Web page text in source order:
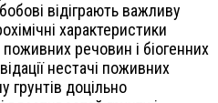
відіграють важливу
характеристики
речовин і біогенних
нестачі поживних
грунтів доцільно